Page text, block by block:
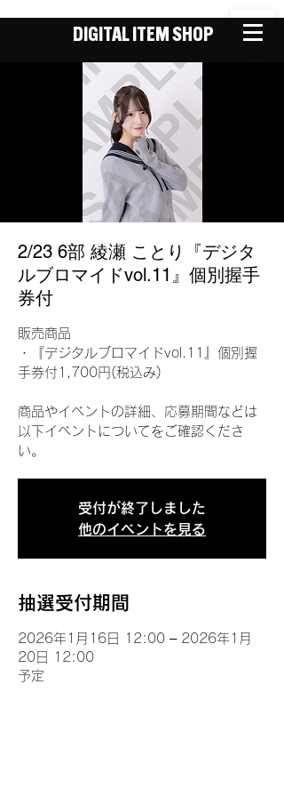
DIGITAL ITEM SHOP
2/23 6部 綾瀬 ことり『デジタ
ルブロマイドvol.11』個別握手
券付
販売商品
・『デジタルブロマイドvol.11』個別握
手券付1,700円(税込み)
商品やイベントの詳細、応募期間などは
以下イベントについてをご確認くださ
い。
受付が終了しました
他のイベントを見る
抽選受付期間
2026年1月16日 12:00 – 2026年1月
20日 12:00
予定